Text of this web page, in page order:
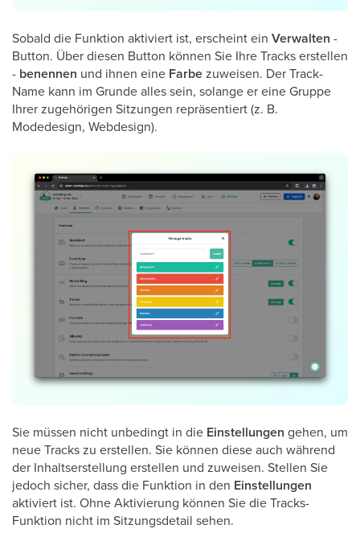
Sobald die Funktion aktiviert ist, erscheint ein Verwalten -
Button. Über diesen Button können Sie Ihre Tracks erstellen
- benennen und ihnen eine Farbezuweisen. Der Track-
Name kann im Grunde alles sein, solange er eine Gruppe
Ihrer zugehörigen Sitzungen repräsentiert (z. B.
Modedesign, Webdesign).
Sie müssen nicht unbedingt in die Einstellungen gehen, um
neue Tracks zu erstellen. Sie können diese auch während
der Inhaltserstellung erstellen und zuweisen. Stellen Sie
jedoch sicher, dass die Funktion in den Einstellungen
aktiviert ist. Ohne Aktivierung können Sie die Tracks-
Funktion nicht im Sitzungsdetail sehen.